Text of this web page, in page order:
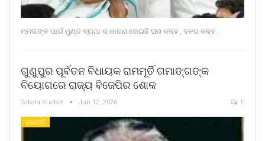
ମମତାଙ୍କ ପାଇଁ ମୁଣ୍ଡ ବ୍ୟଥା ର କାରଣ ହୋଇଛି ଘର କଳହ , ଦଳର କଳହ…
ଗୁଣୁପୁର ପୂର୍ବତନ ବିଧାୟକ ରାମମୂର୍ତି ଗମାଙ୍ଗଙ୍କ
ବିୟୋଗରେ ରାଜ୍ୟ ବିଜେପିର ଶୋକ
Sakala Khabar Jun 12, 2026 0
ରାଜନୀତି